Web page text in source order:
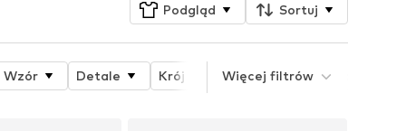
Podgląd Sortuj
Wzór Detale Krój Długość Długość
Więcej filtrów